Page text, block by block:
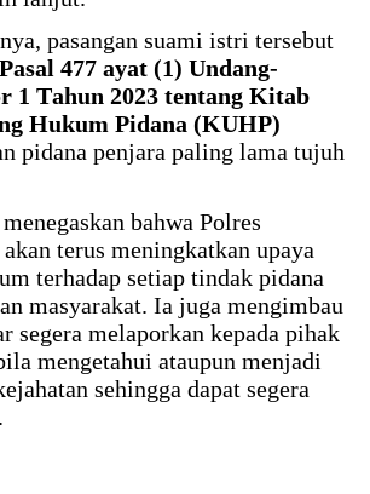
pasangan suami istri tersebut
Pasal 477 ayat (1) Undang-
1 Tahun 2023 tentang Kitab
Hukum Pidana (KUHP)
pidana penjara paling lama tujuh
bahwa Polres
terus meningkatkan upaya
terhadap setiap tindak pidana
masyarakat. Ia juga mengimbau
segera melaporkan kepada pihak
mengetahui ataupun menjadi
sehingga dapat segera